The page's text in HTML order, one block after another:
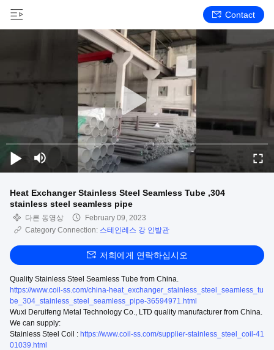
Contact
Heat Exchanger Stainless Steel Seamless Tube ,304
stainless steel seamless pipe
다른 동영상
February 09, 2023
Category Connection: 스테인레스 강 인발관
저희에게 연락하십시오
Quality Stainless Steel Seamless Tube from China.
https://www.coil-ss.com/china-heat_exchanger_stainless_steel_seamless_tu
be_304_stainless_steel_seamless_pipe-36594971.html
Wuxi Deruifeng Metal Technology Co., LTD quality manufacturer from China.
We can supply:
Stainless Steel Coil : https://www.coil-ss.com/supplier-stainless_steel_coil-41
01039.html